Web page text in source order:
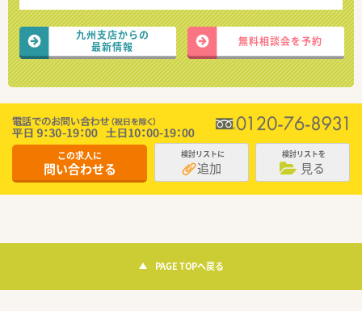
九州支店からの
最新情報
無料相談会を予約
この求人に
問い合わせる
検討リストに
追加
検討リストを
見る
PAGE TOPへ戻る